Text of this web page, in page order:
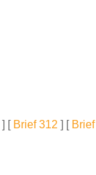
] [ Brief 312 ] [